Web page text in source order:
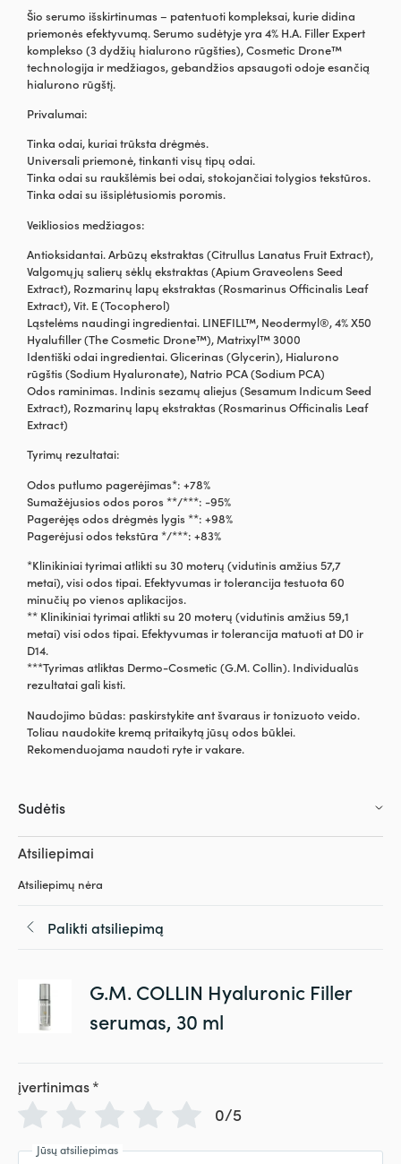
Šio serumo išskirtinumas – patentuoti kompleksai, kurie didina
priemonės efektyvumą. Serumo sudėtyje yra 4% H.A. Filler Expert
komplekso (3 dydžių hialurono rūgšties), Cosmetic Drone™
technologija ir medžiagos, gebandžios apsaugoti odoje esančią
hialurono rūgštį.
Privalumai:
Tinka odai, kuriai trūksta drėgmės.
Universali priemonė, tinkanti visų tipų odai.
Tinka odai su raukšlėmis bei odai, stokojančiai tolygios tekstūros.
Tinka odai su išsiplėtusiomis poromis.
Veikliosios medžiagos:
Antioksidantai. Arbūzų ekstraktas (Citrullus Lanatus Fruit Extract),
Valgomųjų salierų sėklų ekstraktas (Apium Graveolens Seed
Extract), Rozmarinų lapų ekstraktas (Rosmarinus Officinalis Leaf
Extract), Vit. E (Tocopherol)
Ląstelėms naudingi ingredientai. LINEFILL™, Neodermyl®, 4% X50
Hyalufiller (The Cosmetic Drone™), Matrixyl™ 3000
Identiški odai ingredientai. Glicerinas (Glycerin), Hialurono
rūgštis (Sodium Hyaluronate), Natrio PCA (Sodium PCA)
Odos raminimas. Indinis sezamų aliejus (Sesamum Indicum Seed
Extract), Rozmarinų lapų ekstraktas (Rosmarinus Officinalis Leaf
Extract)
Tyrimų rezultatai:
Odos putlumo pagerėjimas*: +78%
Sumažėjusios odos poros **/***: -95%
Pagerėjęs odos drėgmės lygis **: +98%
Pagerėjusi odos tekstūra */***: +83%
*Klinikiniai tyrimai atlikti su 30 moterų (vidutinis amžius 57,7
metai), visi odos tipai. Efektyvumas ir tolerancija testuota 60
minučių po vienos aplikacijos.
** Klinikiniai tyrimai atlikti su 20 moterų (vidutinis amžius 59,1
metai) visi odos tipai. Efektyvumas ir tolerancija matuoti at D0 ir
D14.
***Tyrimas atliktas Dermo-Cosmetic (G.M. Collin). Individualūs
rezultatai gali kisti.
Naudojimo būdas: paskirstykite ant švaraus ir tonizuoto veido.
Toliau naudokite kremą pritaikytą jūsų odos būklei.
Rekomenduojama naudoti ryte ir vakare.
Sudėtis
Atsiliepimai
Atsiliepimų nėra
Palikti atsiliepimą
G.M. COLLIN Hyaluronic Filler
serumas, 30 ml
įvertinimas*
0/5
Jūsų atsiliepimas